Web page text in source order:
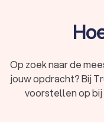
Een keukenrenovatie
zonder dat je een
en je hebtKostenbesparing:
dan een
Duurzaamheid:
hergebruiken,
Op zoek naar de
jouw opdracht? Bij
voorstellen op